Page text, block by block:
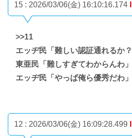
15 : 2026/03/06(金) 16:10:16.174
>>11
エッヂ民「難しい認証通れるか？
東亜民「難しすぎてわからんわ」
エッヂ民「やっぱ俺ら優秀だわ」
12 : 2026/03/06(金) 16:09:28.499